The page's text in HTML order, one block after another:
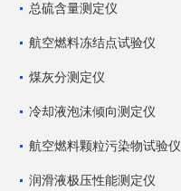
总硫含量测定仪
航空燃料冻结点试验仪
煤灰分测定仪
冷却液泡沫倾向测定仪
航空燃料颗粒污染物试验仪
润滑液极压性能测定仪